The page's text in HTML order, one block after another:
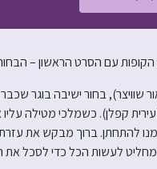
עם הסרט הראשון –
שוויצר), בחור ישיבה בוגר
קפלן). כשמלכי מטילה
להתחתן. ברוך מבקש את
לעשות הכל כדי לסכל את